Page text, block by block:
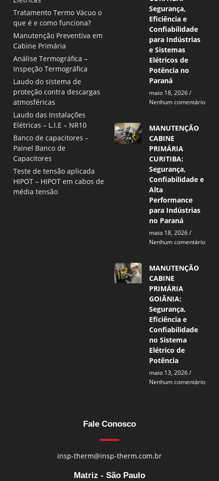
Tratamento Termo Vácuo o
que é e como funciona?
Manutenção Preventiva em
Cabine Primária
Análise Termográfica –
Inspeção Termográfica
Laudo do sistema de
proteção contra descargas
atmosféricas
Laudo das Instalações
Elétricas – L.I.E – NR10
Banco de capacitores –
Painel Banco de
Capacitores
Teste de tensão aplicada
HIPOT – HIPOT em cabos de
média tensão
Segurança,
Eficiência e
Confiabilidade
para Indústrias
e Sistemas
Elétricos de
Potência no
Paraná
maio 18, 2026
Nenhum comentário
MANUTENÇÃO
CABINE
PRIMÁRIA
CURITIBA:
Segurança,
Confiabilidade e
Alta
Performance
para Indústrias
no Paraná
maio 18, 2026
Nenhum comentário
MANUTENÇÃO
CABINE
PRIMÁRIA
GOIÂNIA:
Segurança,
Eficiência e
Confiabilidade
no Sistema
Elétrico de
Potência
maio 13, 2026
Nenhum comentário
Fale Conosco
insp-therm@insp-therm.com.br
Matriz - São Paulo